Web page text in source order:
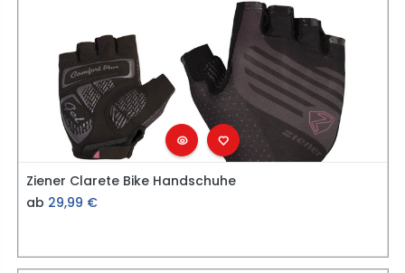
Ziener Clarete Bike Handschuhe
ab 29,99 €